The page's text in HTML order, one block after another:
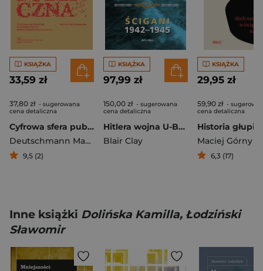
KSIĄŻKA
33,59 zł
37,80 zł - sugerowana
cena detaliczna
Cyfrowa sfera publiczna Strategie retoryczne w internetowych komentarzach politycznych
Deutschmann Marcin
9,5 (2)
KSIĄŻKA
97,99 zł
150,00 zł - sugerowana
cena detaliczna
Hitlera wojna U-Bootów. Tom 2: Ścigani 1942-1945
Blair Clay
KSIĄŻKA
29,95 zł
59,90 zł -
cena detaliczna
Maciej Górny
6,3 (17)
Inne książki Dolińska Kamilla, Łodziński
Sławomir